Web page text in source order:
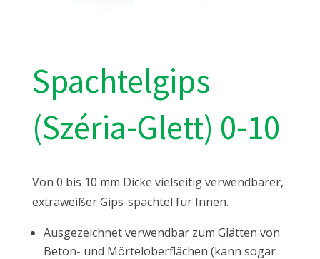
Spachtelgips
(Széria-Glett) 0-10
Von 0 bis 10 mm Dicke vielseitig verwendbarer,
extraweißer Gips-spachtel für Innen.
Ausgezeichnet verwendbar zum Glätten von
Beton- und Mörteloberflächen (kann sogar